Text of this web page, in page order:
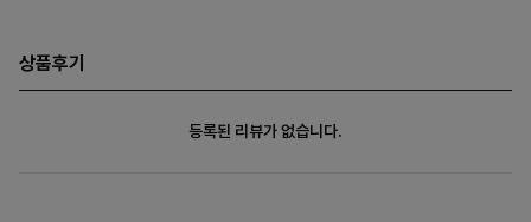
상품후기
등록된 리뷰가 없습니다.